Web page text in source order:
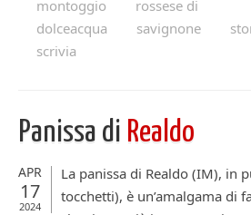
montoggio
rossese di
dolceacqua
savignone
scrivia
Panissa di Realdo
APR
17
2024
La panissa di Realdo (IM), in
tocchetti), è un’amalgama di